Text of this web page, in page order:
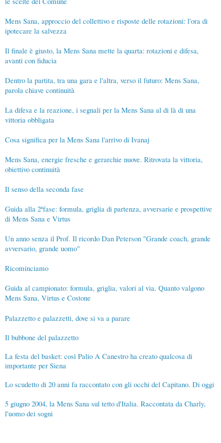
Mens Sana, approccio del collettivo e risposte delle rotazioni: l'ora di
ipotecare la salvezza
Il finale è giusto, la Mens Sana mette la quarta: rotazioni e difesa,
avanti con fiducia
Dentro la partita, tra una gara e l'altra, verso il futuro: Mens Sana,
parola chiave continuità
La difesa e la reazione, i segnali per la Mens Sana al di là di una
vittoria obbligata
Cosa significa per la Mens Sana l'arrivo di Ivanaj
Mens Sana, energie fresche e gerarchie nuove. Ritrovata la vittoria,
obiettivo continuità
Il senso della seconda fase
Guida alla 2ªfase: formula, griglia di partenza, avversarie e prospettive
di Mens Sana e Virtus
Un anno senza il Prof. Il ricordo Dan Peterson "Grande coach, grande
avversario, grande uomo"
Ricominciamo
Guida al campionato: formula, griglia, valori al via. Quanto valgono
Mens Sana, Virtus e Costone
Palazzetto e palazzetti, dove si va a parare
Il bubbone del palazzetto
La festa del basket: così Palio A Canestro ha creato qualcosa di
importante per Siena
Lo scudetto di 20 anni fa raccontato con gli occhi del Capitano. Di oggi
5 giugno 2004, la Mens Sana sul tetto d'Italia. Raccontata da Charly,
l'uomo dei sogni